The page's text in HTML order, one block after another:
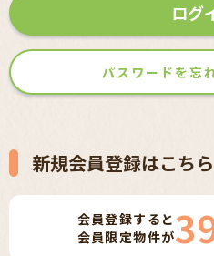
ログ
パスワードを忘
新規会員登録はこちら
会員登録すると
会員限定物件が